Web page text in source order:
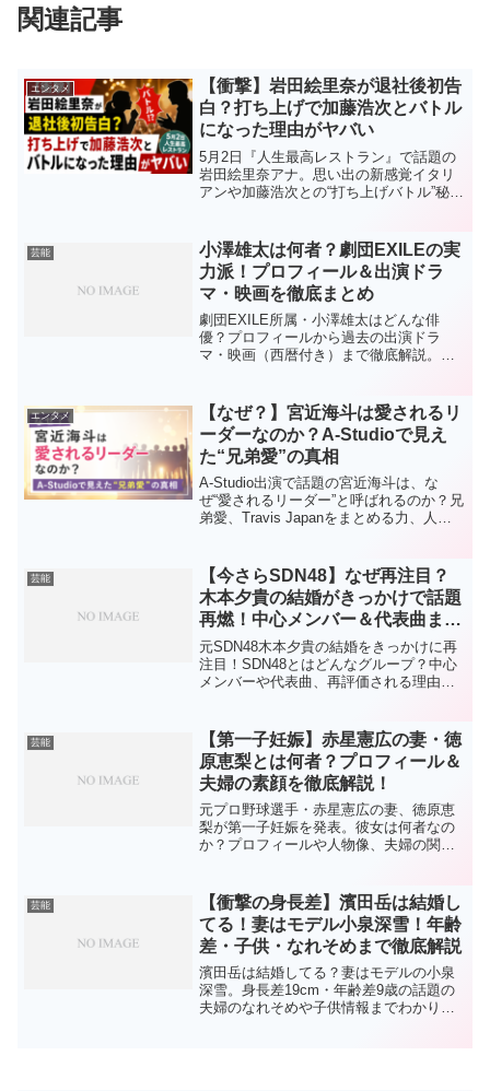
関連記事
エンタメ
【衝撃】岩田絵里奈が退社後初告
白？打ち上げで加藤浩次とバトル
になった理由がヤバい
5月2日『人生最高レストラン』で話題の
岩田絵里奈アナ。思い出の新感覚イタリ
アンや加藤浩次との“打ち上げバトル”秘話
芸能
小澤雄太は何者？劇団EXILEの実
力派！プロフィール＆出演ドラ
マ・映画を徹底まとめ
劇団EXILE所属・小澤雄太はどんな俳
優？プロフィールから過去の出演ドラ
マ・映画（西暦付き）まで徹底解説。今
エンタメ
【なぜ？】宮近海斗は愛されるリ
ーダーなのか？A-Studioで見え
た“兄弟愛”の真相
A-Studio出演で話題の宮近海斗は、な
ぜ“愛されるリーダー”と呼ばれるのか？兄
弟愛、Travis Japanをまとめる力、人を
芸能
【今さらSDN48】なぜ再注目？
木本夕貴の結婚がきっかけで話題
再燃！中心メンバー＆代表曲まと
め
元SDN48木本夕貴の結婚をきっかけに再
注目！SDN48とはどんなグループ？中心
メンバーや代表曲、再評価される理由を
芸能
【第一子妊娠】赤星憲広の妻・徳
原恵梨とは何者？プロフィール＆
夫婦の素顔を徹底解説！
元プロ野球選手・赤星憲広の妻、徳原恵
梨が第一子妊娠を発表。彼女は何者なの
か？プロフィールや人物像、夫婦の関係
芸能
【衝撃の身長差】濱田岳は結婚し
てる！妻はモデル小泉深雪！年齢
差・子供・なれそめまで徹底解説
濱田岳は結婚してる？妻はモデルの小泉
深雪。身長差19cm・年齢差9歳の話題の
夫婦のなれそめや子供情報までわかりや